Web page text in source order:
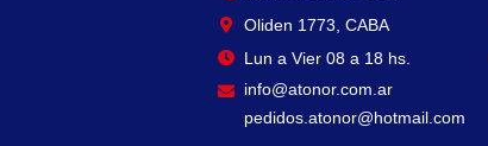
Oliden 1773, CABA
Lun a Vier 08 a 18 hs.
info@atonor.com.ar
pedidos.atonor@hotmail.com